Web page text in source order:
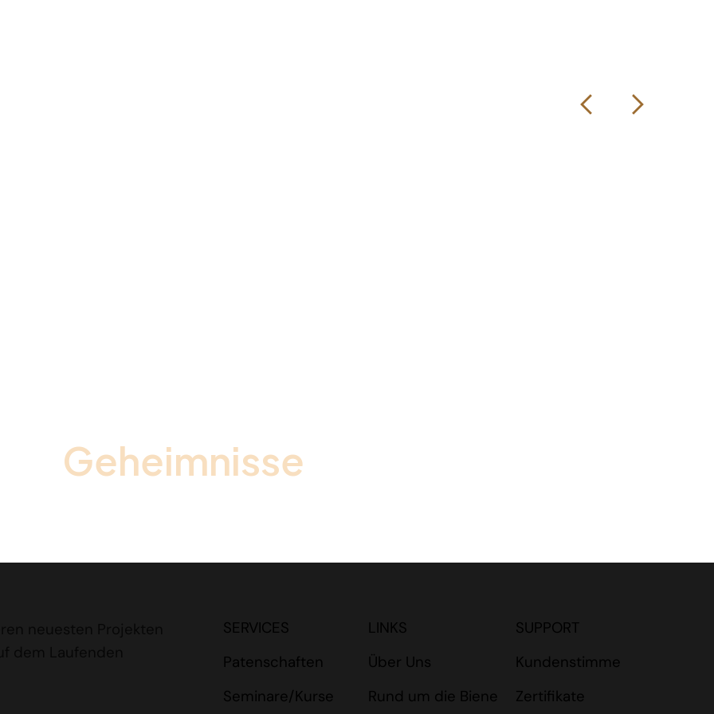
Geheimnisse
SUPPORT
Kundenstimme
Zertifikate
LINKS
Über Uns
Rund um die Biene
SERVICES
Patenschaften
Seminare/Kurse